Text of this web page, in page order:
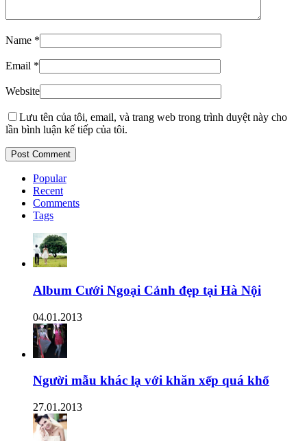
Name *
Email *
Website
Lưu tên của tôi, email, và trang web trong trình duyệt này cho
lần bình luận kế tiếp của tôi.
Popular
Recent
Comments
Tags
Album Cưới Ngoại Cảnh đẹp tại Hà Nội
04.01.2013
Người mẫu khác lạ với khăn xếp quá khổ
27.01.2013